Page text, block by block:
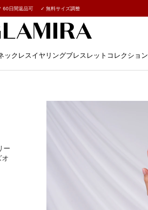
すべてのご注文に15% →
60日間返品可 ✓ 無料サイズ調整
ックレスイヤリングブレスレット コレクション
ー